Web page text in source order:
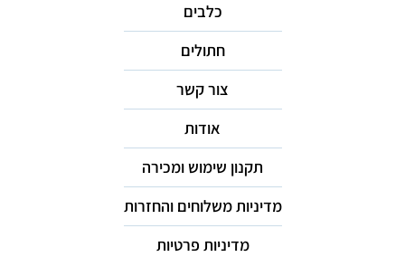
כלבים
חתולים
צור קשר
אודות
תקנון שימוש ומכירה
מדיניות משלוחים והחזרות
מדיניות פרטיות